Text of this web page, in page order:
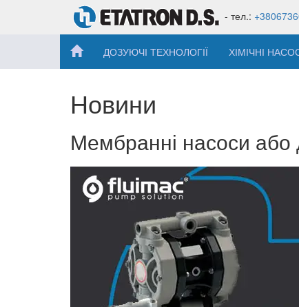
- тел.:
ДОЗУЮЧІ ТЕХНОЛОГІЇ ХІМІЧНІ
Новини
Мембранні насоси або